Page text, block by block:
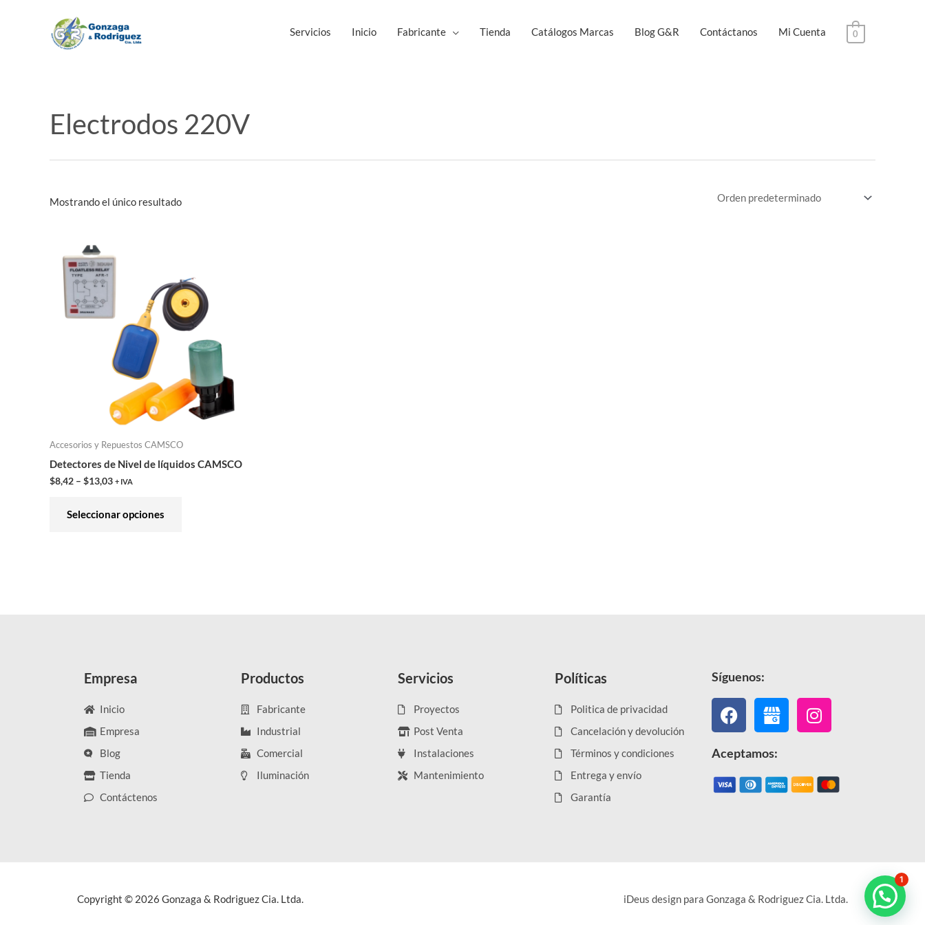
Servicios Inicio Fabricante Tienda Catálogos Marcas Blog G&R Contáctanos Mi Cuenta 0
Electrodos 220V
Mostrando el único resultado
Accesorios y Repuestos CAMSCO
Detectores de Nivel de líquidos CAMSCO
$8,42 – $13,03 + IVA
Seleccionar opciones
tiene
múltiples
variantes.
opciones
se
pueden
elegir
la
página
Empresa
Inicio
Empresa
Blog
Tienda
Contáctenos
Productos
Fabricante
Industrial
Comercial
Iluminación
Servicios
Proyectos
Post Venta
Instalaciones
Mantenimiento
Políticas
Politica de privacidad
Cancelación y devolución
Términos y condiciones
Entrega y envío
Garantía
Síguenos:
Facebook Instagram
Aceptamos:
Copyright © 2026 Gonzaga & Rodriguez Cia. Ltda. iDeus design para Gonzaga & Rodriguez Cia. Ltda.
1